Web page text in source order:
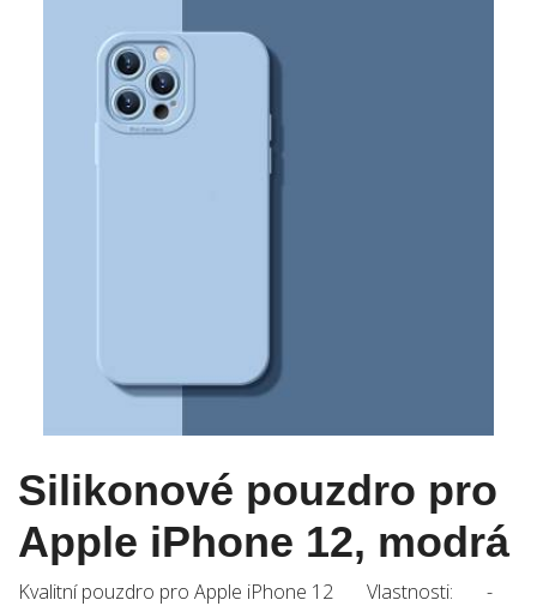
Silikonové pouzdro pro
Apple iPhone 12, modrá
Kvalitní pouzdro pro Apple iPhone 12 Vlastnosti: -